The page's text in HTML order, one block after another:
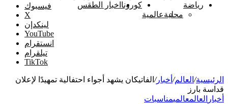
رياضة
محليةعالمية
كورونا اخبار الطقس
فيسبوك
‫X
لينكدإن
‫YouTube
انستقرام
تيلقرام
‫TikTok
الرئيسية/ العالم/ أخبار/ الفاتيكان يشهد أجواء احتفالية تمهيدًا لإعلان
قداسة بارز
أخبار العالمعالميمناسبات